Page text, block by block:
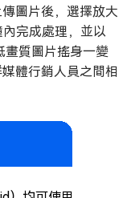
圖片後，選擇放大
完成處理，並以
畫質圖片搖身一變
體行銷人員之間相